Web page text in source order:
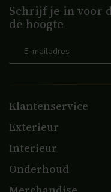
Schrijf je in voor
de hoogte
Klantenservice
Exterieur
Interieur
Onderhoud